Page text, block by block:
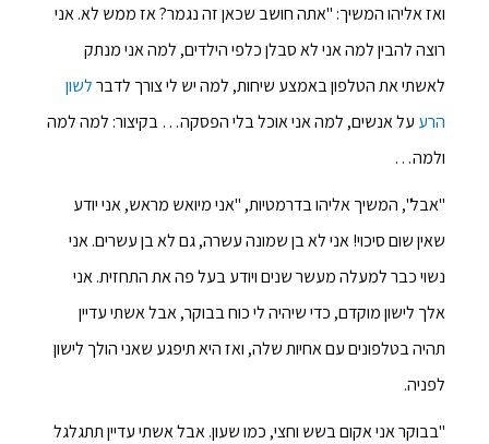
ואז אליהו המשיך: "אתה חושב שכאן זה נגמר? אז ממש לא. אני
רוצה להבין למה אני לא סבלן כלפי הילדים, למה אני מנתק
לאשתי את הטלפון באמצע שיחות, למה יש לי צורך לדברלשון
הרע על אנשים, למה אני אוכל בלי הפסקה… בקיצור: למה למה
ולמה…
"אבל", המשיך אליהו בדרמטיות, "אני מיואש מראש, אני יודע
שאין שום סיכוי! אני לא בן שמונה עשרה, גם לא בן עשרים. אני
נשוי כבר למעלה מעשר שנים ויודע בעל פה את התחזית. אני
אלך לישון מוקדם, כדי שיהיה לי כוח בבוקר, אבל אשתי עדיין
תהיה בטלפונים עם אחיות שלה, ואז היא תיפגע שאני הולך לישון
לפניה.
"בבוקר אני אקום בשש וחצי, כמו שעון. אבל אשתי עדיין תתגלגל